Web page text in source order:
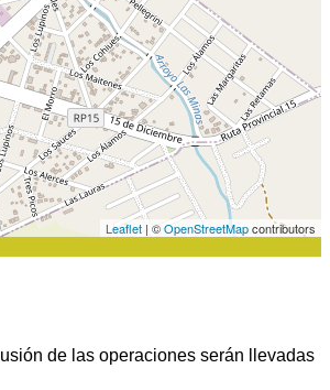
Leaflet | ©OpenStreetMapcontributors
de las operaciones serán llevadas